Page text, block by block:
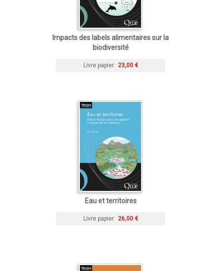
Impacts des labels alimentaires sur la
biodiversité
Livre papier 23,00 €
Eau et territoires
Livre papier 26,00 €